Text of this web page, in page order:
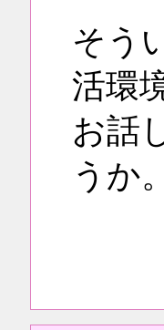
そう
活環
お話
うか。